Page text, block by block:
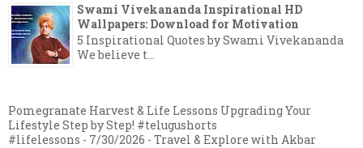
Swami Vivekananda Inspirational HD
Wallpapers: Download for Motivation
5 Inspirational Quotes by Swami Vivekananda
We believe t...
Pomegranate Harvest & Life Lessons Upgrading Your
Lifestyle Step by Step! #telugushorts
#lifelessons - 7/30/2026 - Travel & Explore with Akbar